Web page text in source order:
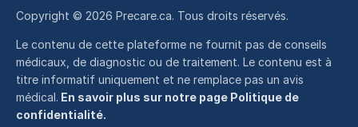
Copyright © 2026 Precare.ca. Tous droits réservés.
Le contenu de cette plateforme ne fournit pas de conseils
médicaux, de diagnostic ou de traitement. Le contenu est à
titre informatif uniquement et ne remplace pas un avis
médical. En savoir plus sur notre page Politique de
confidentialité.